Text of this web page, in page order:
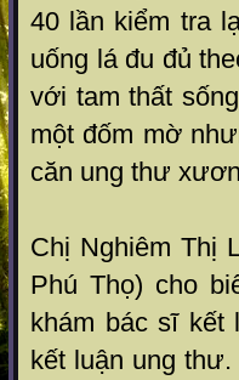
40 lần kiểm tra
uống lá đu đủ
với tam thất
một đốm mờ
căn ung thư
Chị Nghiêm Thị
Phú Thọ) cho
khám bác sĩ kết
kết luận ung